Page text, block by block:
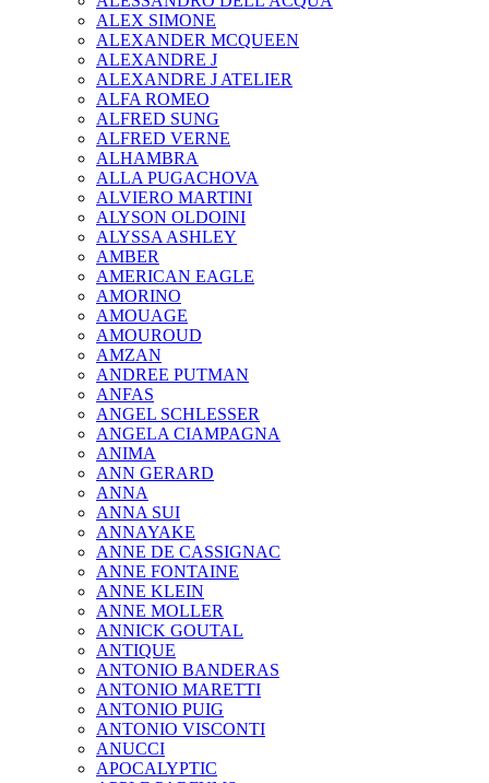
ALEX SIMONE
ALEXANDER MCQUEEN
ALEXANDRE J
ALEXANDRE J ATELIER
ALFA ROMEO
ALFRED SUNG
ALFRED VERNE
ALHAMBRA
ALLA PUGACHOVA
ALVIERO MARTINI
ALYSON OLDOINI
ALYSSA ASHLEY
AMBER
AMERICAN EAGLE
AMORINO
AMOUAGE
AMOUROUD
AMZAN
ANDREE PUTMAN
ANFAS
ANGEL SCHLESSER
ANGELA CIAMPAGNA
ANIMA
ANN GERARD
ANNA
ANNA SUI
ANNAYAKE
ANNE DE CASSIGNAC
ANNE FONTAINE
ANNE KLEIN
ANNE MOLLER
ANNICK GOUTAL
ANTIQUE
ANTONIO BANDERAS
ANTONIO MARETTI
ANTONIO PUIG
ANTONIO VISCONTI
ANUCCI
APOCALYPTIC